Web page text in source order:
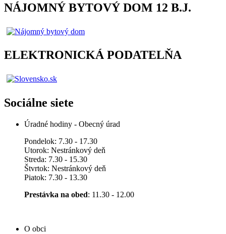
NÁJOMNÝ BYTOVÝ DOM 12 B.J.
ELEKTRONICKÁ PODATELŇA
Sociálne siete
Úradné hodiny - Obecný úrad
Pondelok: 7.30 - 17.30
Utorok: Nestránkový deň
Streda: 7.30 - 15.30
Štvrtok: Nestránkový deň
Piatok: 7.30 - 13.30
Prestávka na obed: 11.30 - 12.00
O obci